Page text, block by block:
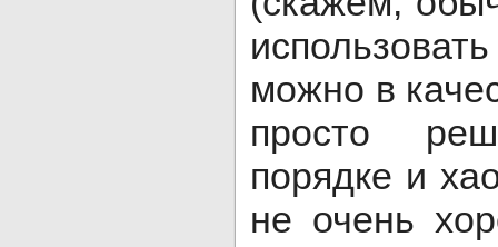
можно в
просто
порядке и
не очень